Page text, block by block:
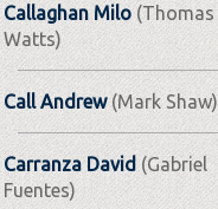
Callaghan Milo(Thomas
Watts)
Call Andrew(Mark Shaw)
Carranza David (Gabriel
Fuentes)